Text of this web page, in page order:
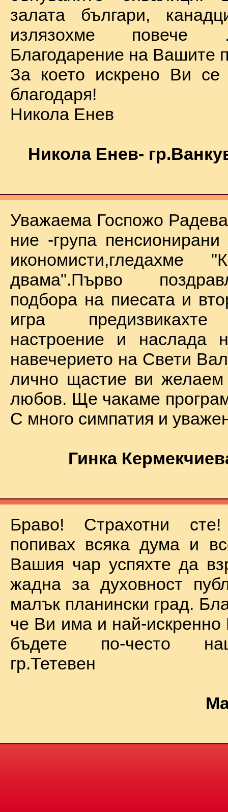
залата българи,
излязохме
Благодарение на Вашите
За което искрено Ви се
благодаря!
Никола Енев
Никола Енев-
Уважаема Госпожо
ние -група
икономисти,гледахме
двама".Първо
подбора на пиесата и
игра
настроение и наслада
навечерието на Свети
лично щастие ви желаем
любов. Ще чакаме
С много симпатия и
Гинка
Браво! Страхотни
попивах всяка дума и
Вашия чар успяхте да
жадна за духовност
малък планински град.
че Ви има и най-
бъдете по-често
гр.Тетевен